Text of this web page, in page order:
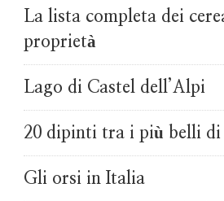
La lista completa dei
proprietà
Lago di Castel dell’Alpi
20 dipinti tra i più belli di
Gli orsi in Italia